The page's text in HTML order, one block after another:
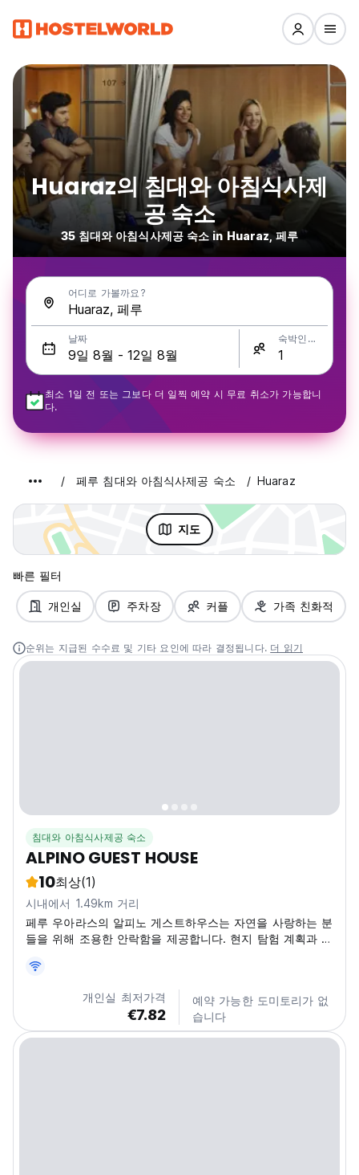
Huaraz의 침대와 아침식사제
공 숙소
35 침대와 아침식사제공 숙소 in Huaraz, 페루
어디로 가볼까요?
날짜 숙박인원
최소 1일 전 또는 그보다 더 일찍 예약 시 무료 취소가 가능합니
다.
페루 침대와 아침식사제공 숙소 Huaraz
지도
빠른 필터
개인실 주차장 커플 가족 친화적
순위는 지급된 수수료 및 기타 요인에 따라 결정됩니다. 더 읽기
침대와 아침식사제공 숙소
ALPINO GUEST HOUSE
10최상(1)
시내에서 1.49km 거리
페루 우아라스의 알피노 게스트하우스는 자연을 사랑하는 분
들을 위해 조용한 안락함을 제공합니다. 현지 탐험 계획과 팁
최고의 게스트하우스 중 하나입니다. (Auto-translated from
개인실 최저가격
€7.82
예약 가능한 도미토리가 없
습니다